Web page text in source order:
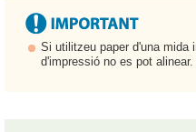
Si utilitzeu paper d'una mida
d'impressió no es pot alinear.